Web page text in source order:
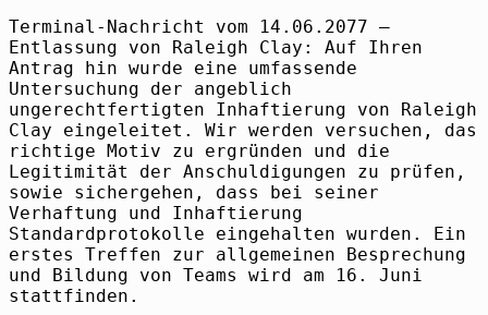
Terminal-Nachricht vom 14.06.2077 –
Entlassung von Raleigh Clay: Auf Ihren
Antrag hin wurde eine umfassende
Untersuchung der angeblich
ungerechtfertigten Inhaftierung von Raleigh
Clay eingeleitet. Wir werden versuchen, das
richtige Motiv zu ergründen und die
Legitimität der Anschuldigungen zu prüfen,
sowie sichergehen, dass bei seiner
Verhaftung und Inhaftierung
Standardprotokolle eingehalten wurden. Ein
erstes Treffen zur allgemeinen Besprechung
und Bildung von Teams wird am 16. Juni
stattfinden.